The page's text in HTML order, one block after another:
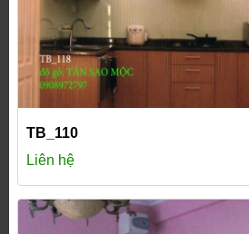
TB_110
Liên hệ